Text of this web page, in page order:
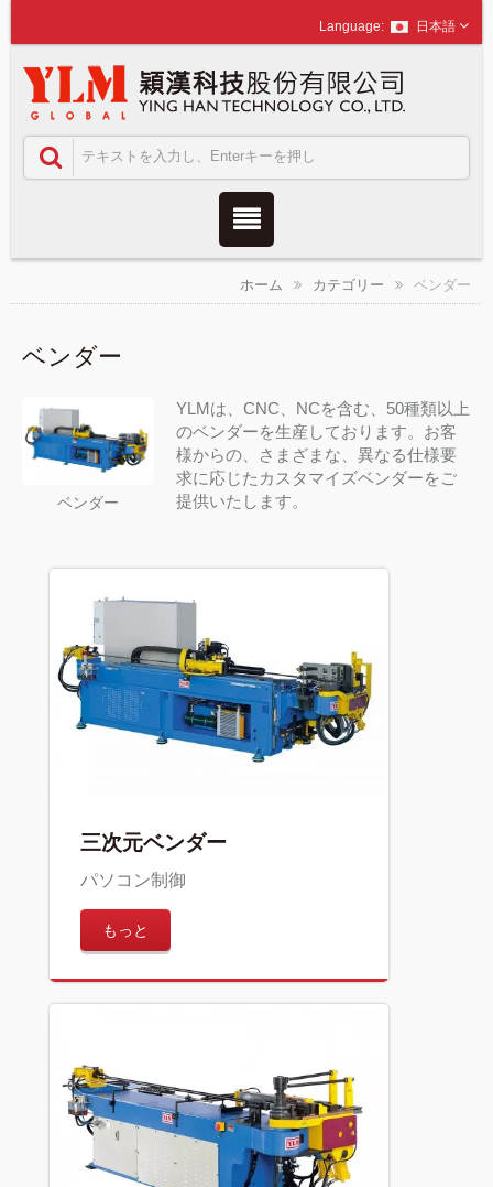
日本語
ホーム カテゴリー ベンダー
ベンダー
ベンダー
YLMは、CNC、NCを含む、50種類以上
のベンダーを生産しております。お客
様からの、さまざまな、異なる仕様要
求に応じたカスタマイズベンダーをご
提供いたします。
三次元ベンダー
パソコン制御
もっと